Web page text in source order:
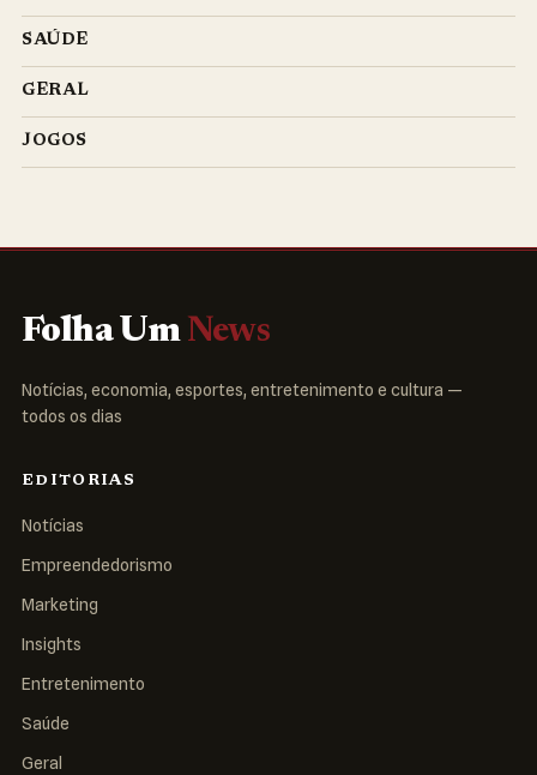
SAÚDE
GERAL
JOGOS
Folha Um News
Notícias, economia, esportes, entretenimento e cultura —
todos os dias
EDITORIAS
Notícias
Empreendedorismo
Marketing
Insights
Entretenimento
Saúde
Geral